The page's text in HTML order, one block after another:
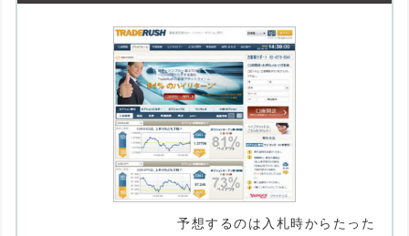
予想するのは入札時からたった